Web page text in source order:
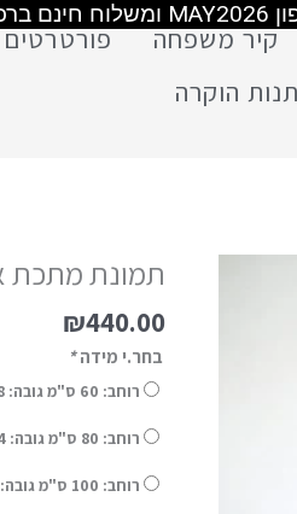
חינם מעל 399 ש"ח
חינם מעל 399 ש"ח
חינם מעל 499 ש"ח
קיר משפחה
הוקרה
תמונת מתכת
₪440.00
בחר.י מידה*
רוחב: 60 ס"מ גובה: 18 ס"מ – אספקה תוך 14 ימי עסקים
רוחב: 80 ס"מ גובה: 24 ס"מ – אספקה תוך 14 ימי עסקים (+
רוחב: 100 ס"מ גובה: 30 ס"מ – אספקה תוך 14 ימי עסקים (+